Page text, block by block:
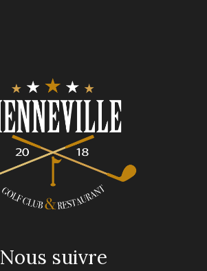
Nous suivre